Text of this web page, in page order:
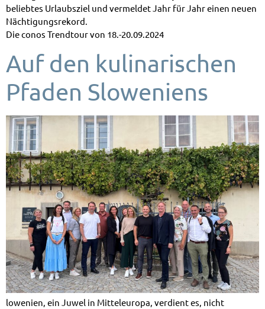
beliebtes Urlaubsziel und vermeldet Jahr für Jahr einen neuen
Nächtigungsrekord.
Die conos Trendtour von 18.-20.09.2024
Auf den kulinarischen
Pfaden Sloweniens
lowenien, ein Juwel in Mitteleuropa, verdient es, nicht